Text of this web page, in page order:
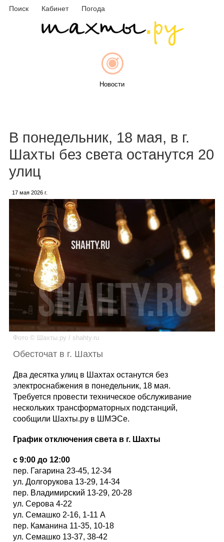
Поиск Кабинет Погода
Новости
Афиша
Каталог
Фотогалерея
В понедельник, 18 мая, в г.
Шахты без света останутся 20
улиц
17 мая 2026 г.
Фото © Шахты.ру / shahty.ru
Обесточат в г. Шахты
Два десятка улиц в Шахтах останутся без
электроснабжения в понедельник, 18 мая.
Требуется провести техническое обслуживание
нескольких трансформаторных подстанций,
сообщили Шахты.ру в ШМЭСе.
График отключения света в г. Шахты
с 9:00 до 12:00
пер. Гагарина 23-45, 12-34
ул. Долгорукова 13-29, 14-34
пер. Владимирский 13-29, 20-28
ул. Серова 4-22
ул. Семашко 2-16, 1-11 А
пер. Каманина 11-35, 10-18
ул. Семашко 13-37, 38-42